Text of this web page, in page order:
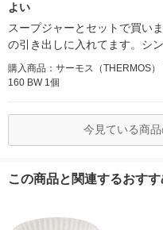
よい
スープジャーとセットで買い
の引き出しに入れてます。シ
購入商品：サーモス（THERMOS
160 BW 1個
今見ている商
この商品と関連するおす